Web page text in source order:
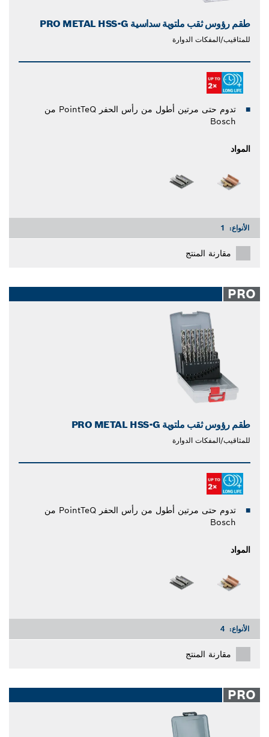
طقم رؤوس ثقب ملتوية سداسية PRO METAL HSS-G
للمثاقيب/المفكات الدوارة
تدوم حتى مرتين أطول من رأس الحفر PointTeQ من
Bosch
المواد
الأنواع: 1
مقارنة المنتج
PRO
طقم رؤوس ثقب ملتوية PRO METAL HSS-G
للمثاقيب/المفكات الدوارة
تدوم حتى مرتين أطول من رأس الحفر PointTeQ من
Bosch
المواد
الأنواع: 4
مقارنة المنتج
PRO